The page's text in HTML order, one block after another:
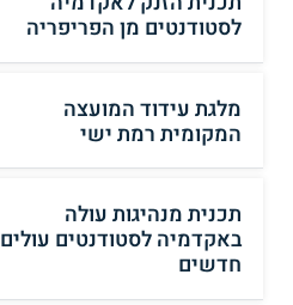
לסטודנטים מן הפריפריה
מלגת עידוד המועצה
המקומית רמת ישי
תכנית מנהיגות עולה
באקדמיה לסטודנטים עולים
חדשים